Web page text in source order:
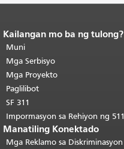
Katapusan ng nilalaman ng
pahina.
pahinang ito ay nauulit sa bawat
pahina.Bumalik sa itaas ng
pangunahing nilalaman
Kailangan mo ba ng tulong?
Muni
Mga Serbisyo
Mga Proyekto
Paglilibot
SF 311
Impormasyon sa Rehiyon ng 511
Manatiling Konektado
Mga Reklamo sa Diskriminasyon